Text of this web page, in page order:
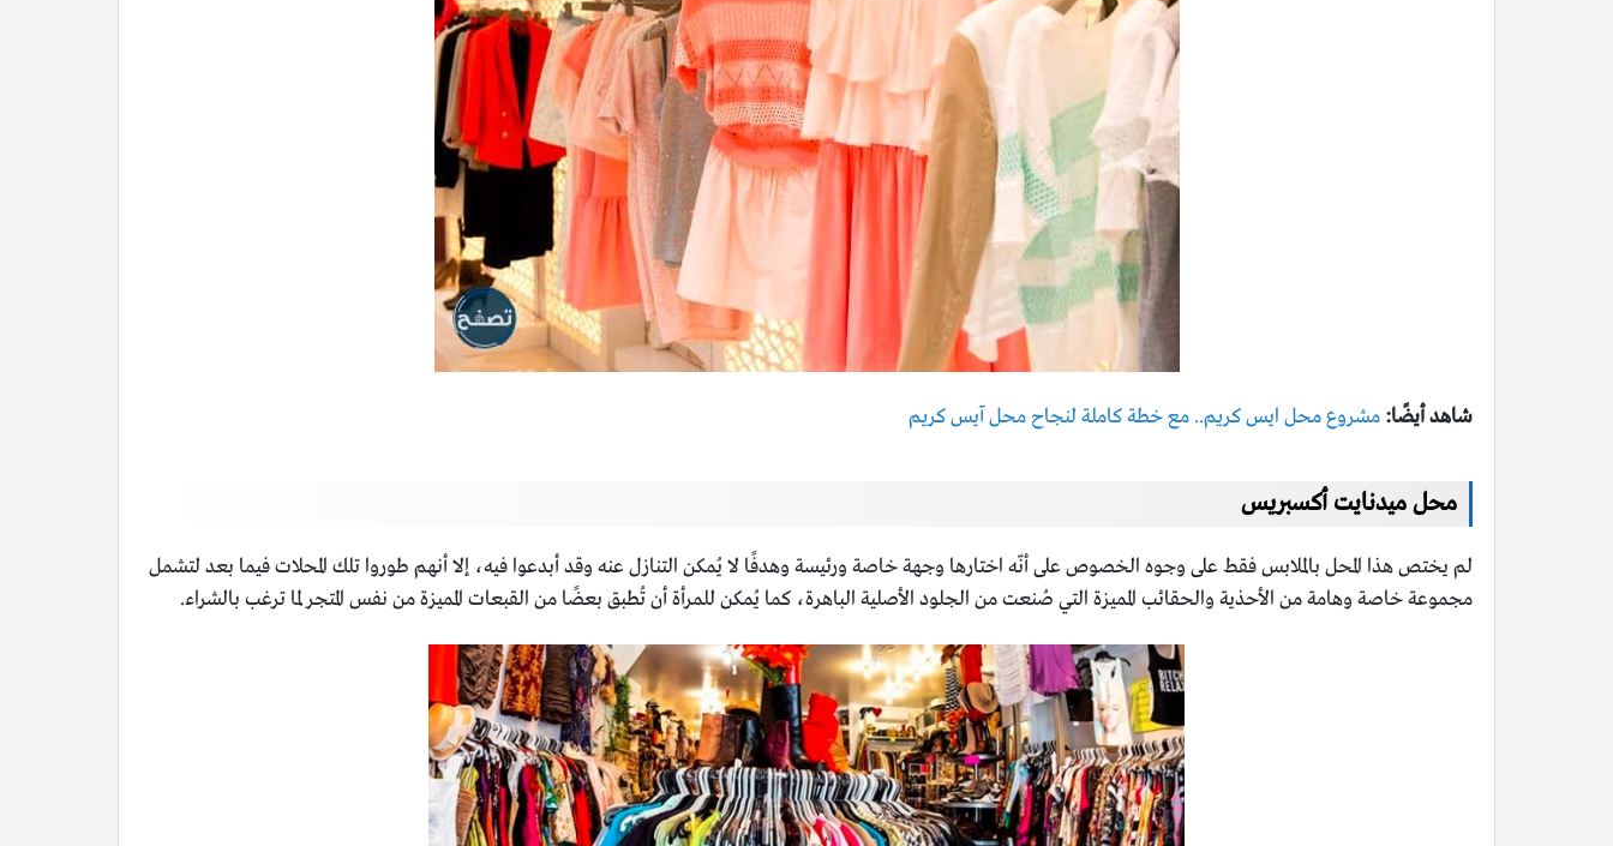
شاهد أيضًا: مشروع محل ايس كريم.. مع خطة كاملة لنجاح محل آيس كريم
محل ميدنايت أكسبريس
لم يختص هذا المحل بالملابس فقط على وجوه الخصوص على أنّه اختارها وجهة خاصة ورئيسة وهدفًا لا يُمكن التنازل عنه وقد أبدعوا فيه، إلا أنهم طوروا تلك المحلات فيما بعد لتشمل
مجموعة خاصة وهامة من الأحذية والحقائب المميزة التي صُنعت من الجلود الأصلية الباهرة، كما يُمكن للمرأة أن تُطبق بعضًا من القبعات المميزة من نفس المتجر لما ترغب بالشراء.